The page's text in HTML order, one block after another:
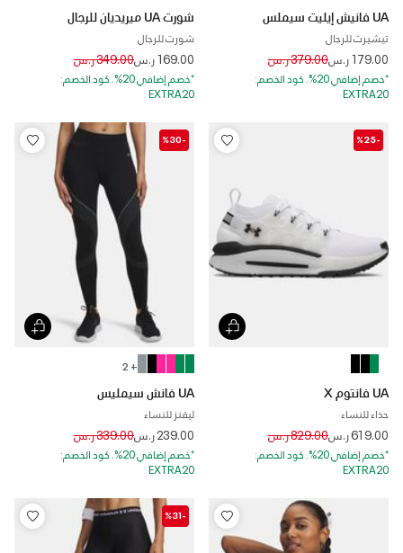
UA فانيش إيليت سيملس
تيشيرت للرجال
179.00 ر.س Price reduced from
379.00 ر.س to
*خصم إضافي 20%. كود الخصم:
EXTRA20
شورت UA ميريديان للرجال
شورت للرجال
169.00 ر.س Price reduced from
349.00 ر.س to
*خصم إضافي 20%. كود الخصم:
EXTRA20
-%25
UA فانتوم X
حذاء للنساء
619.00 ر.س Price reduced from
829.00 ر.س to
*خصم إضافي 20%. كود الخصم:
EXTRA20
-%30
+ 2
UA فانش سيمليس
ليقنز للنساء
239.00 ر.س Price reduced from
339.00 ر.س to
*خصم إضافي 20%. كود الخصم:
EXTRA20
-%31